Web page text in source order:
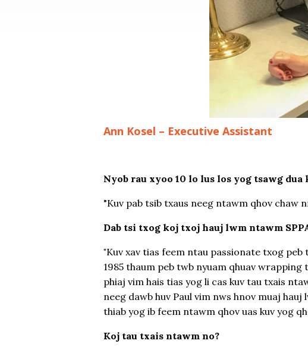
Ann Kosel – Executive Assistant
Nyob rau xyoo 10 lo lus los yog tsawg
"Kuv pab tsib txaus neeg ntawm qhov chaw
Dab tsi txog koj txoj hauj lwm ntawm
"Kuv xav tias feem ntau passionate txog
1985 thaum peb twb nyuam qhuav
phiaj vim hais tias yog li cas kuv tau txais
neeg dawb huv Paul vim nws hnov muaj
thiab yog ib feem ntawm qhov uas kuv yog
Koj tau txais ntawm no?